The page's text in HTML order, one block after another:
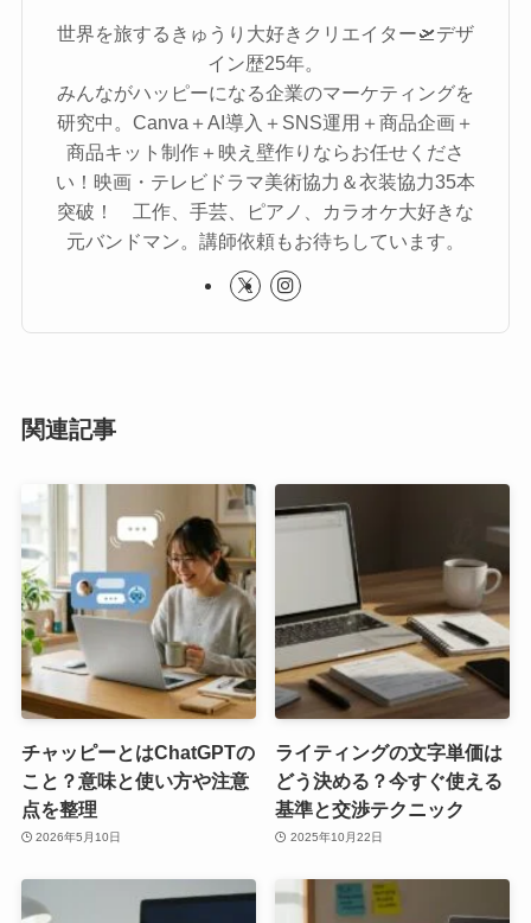
世界を旅するきゅうり大好きクリエイター🛫デザ
イン歴25年。
みんながハッピーになる企業のマーケティングを
研究中。Canva＋AI導入＋SNS運用＋商品企画＋
商品キット制作＋映え壁作りならお任せくださ
い！映画・テレビドラマ美術協力＆衣装協力35本
突破！ 工作、手芸、ピアノ、カラオケ大好きな
元バンドマン。講師依頼もお待ちしています。
関連記事
チャッピーとはChatGPTの
こと？意味と使い方や注意
点を整理
2026年5月10日
ライティングの文字単価は
どう決める？今すぐ使える
基準と交渉テクニック
2025年10月22日